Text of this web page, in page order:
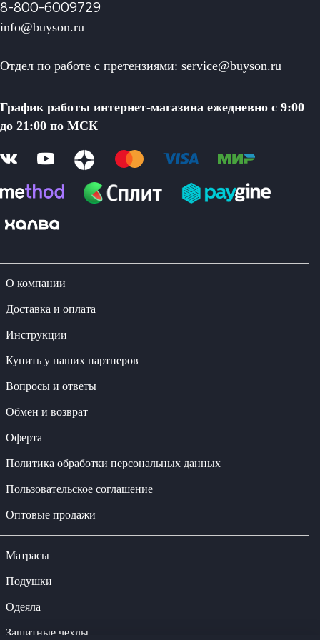
О компании
Доставка и оплата
Инструкции
Купить у наших партнеров
Вопросы и ответы
Обмен и возврат
Оферта
Политика обработки персональных данных
Пользовательское соглашение
Оптовые продажи
Матрасы
Подушки
Одеяла
Защитные чехлы
8-800-6009729
info@buyson.ru
Отдел по работе с претензиями: service@buyson.ru
График работы интернет-магазина ежедневно с 9:00
до 21:00 по МСК